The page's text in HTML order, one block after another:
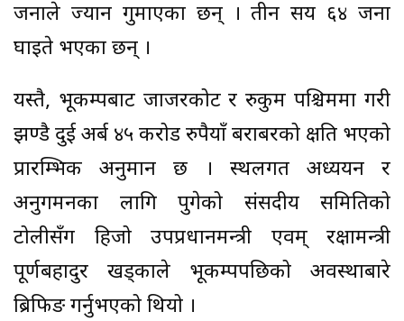
जनाले ज्यान गुमाएका छन् । तीन सय ६४ जना
घाइते भएका छन् ।
यस्तै, भूकम्पबाट जाजरकोट र रुकुम पश्चिममा गरी
झण्डै दुई अर्ब ४५ करोड रुपैयाँ बराबरको क्षति भएको
प्रारम्भिक अनुमान छ । स्थलगत अध्ययन र
अनुगमनका लागि पुगेको संसदीय समितिको
टोलीसँग हिजो उपप्रधानमन्त्री एवम् रक्षामन्त्री
पूर्णबहादुर खड्काले भूकम्पपछिको अवस्थाबारे
ब्रिफिङ गर्नुभएको थियो ।